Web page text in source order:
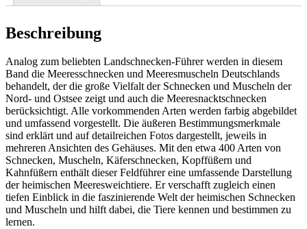
Beschreibung
Analog zum beliebten Landschnecken-Führer werden in diesem
Band die Meeresschnecken und Meeresmuscheln Deutschlands
behandelt, der die große Vielfalt der Schnecken und Muscheln der
Nord- und Ostsee zeigt und auch die Meeresnacktschnecken
berücksichtigt. Alle vorkommenden Arten werden farbig abgebildet
und umfassend vorgestellt. Die äußeren Bestimmungsmerkmale
sind erklärt und auf detailreichen Fotos dargestellt, jeweils in
mehreren Ansichten des Gehäuses. Mit den etwa 400 Arten von
Schnecken, Muscheln, Käferschnecken, Kopffüßern und
Kahnfüßern enthält dieser Feldführer eine umfassende Darstellung
der heimischen Meeresweichtiere. Er verschafft zugleich einen
tiefen Einblick in die faszinierende Welt der heimischen Schnecken
und Muscheln und hilft dabei, die Tiere kennen und bestimmen zu
lernen.